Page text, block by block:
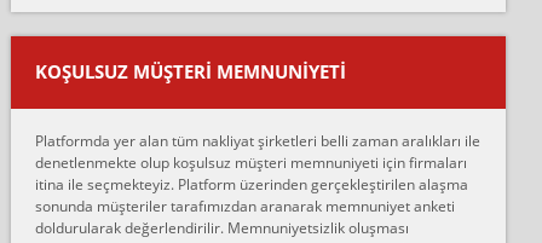
mehmet güldü:
Ankara ALİCANLAR NAKLİYAT Tutarsız ve ticari ahlak problemleri
var verdikleri fiyat teklifini arttırdılar. Sonrasında taşıma gününde
oldukça tutarsı...
Ankara Alicanlar naklyat tel 5465524025. 2600 TL'ye ankaradan
Konya ya Alicanlar naklyat la anlaştık bu şahıs evin taşınacağı gün
fiyatın mazoto gele...
Fatih kokmese:
KOŞULSUZ MÜŞTERI MEMNUNIYETI
Platformda yer alan tüm nakliyat şirketleri belli zaman aralıkları ile
denetlenmekte olup koşulsuz müşteri memnuniyeti için firmaları
itina ile seçmekteyiz. Platform üzerinden gerçekleştirilen alaşma
sonunda müşteriler tarafımızdan aranarak memnuniyet anketi
doldurularak değerlendirilir. Memnuniyetsizlik oluşması